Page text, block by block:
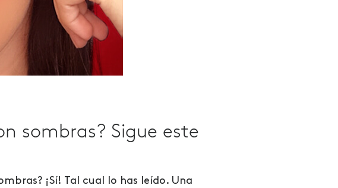
sombras? Sigue este
¡Sí! Tal cual lo has leído. Una